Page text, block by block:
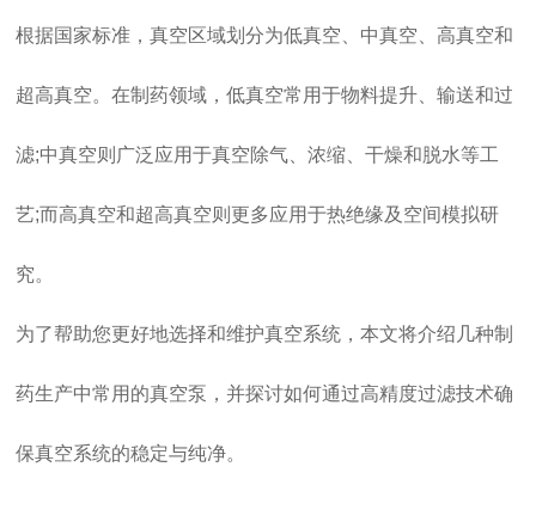
根据国家标准，真空区域划分为低真空、中真空、高真空和
超高真空。在制药领域，低真空常用于物料提升、输送和过
滤;中真空则广泛应用于真空除气、浓缩、干燥和脱水等工
艺;而高真空和超高真空则更多应用于热绝缘及空间模拟研
究。
为了帮助您更好地选择和维护真空系统，本文将介绍几种制
药生产中常用的真空泵，并探讨如何通过高精度过滤技术确
保真空系统的稳定与纯净。